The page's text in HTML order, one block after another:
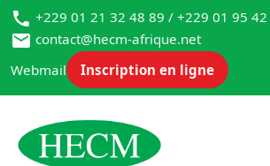
+229 01 21 32 48 89 / +229 01 95 42
contact@hecm-afrique.net
Webmail
Inscription en ligne